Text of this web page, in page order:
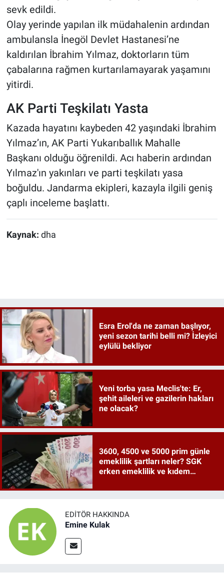
sevk edildi.
Olay yerinde yapılan ilk müdahalenin ardından
ambulansla İnegöl Devlet Hastanesi’ne
kaldırılan İbrahim Yılmaz, doktorların tüm
çabalarına rağmen kurtarılamayarak yaşamını
yitirdi.
AK Parti Teşkilatı Yasta
Kazada hayatını kaybeden 42 yaşındaki İbrahim
Yılmaz’ın, AK Parti Yukarıballık Mahalle
Başkanı olduğu öğrenildi. Acı haberin ardından
Yılmaz'ın yakınları ve parti teşkilatı yasa
boğuldu. Jandarma ekipleri, kazayla ilgili geniş
çaplı inceleme başlattı.
Kaynak: dha
Esra Erol'da ne zaman başlıyor,
yeni sezon tarihi belli mi? İzleyici
eylülü bekliyor
Yeni torba yasa Meclis'te: Er,
şehit aileleri ve gazilerin hakları
ne olacak?
3600, 4500 ve 5000 prim günle
emeklilik şartları neler? SGK
erken emeklilik ve kıdem
EDITÖR HAKKINDA
Emine Kulak